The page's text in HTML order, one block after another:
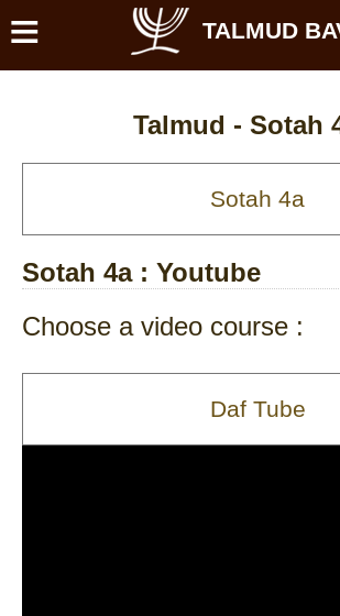
≡ TALMUD
Talmud - Sotah
Sotah 4a: Youtube
Choose a video course :